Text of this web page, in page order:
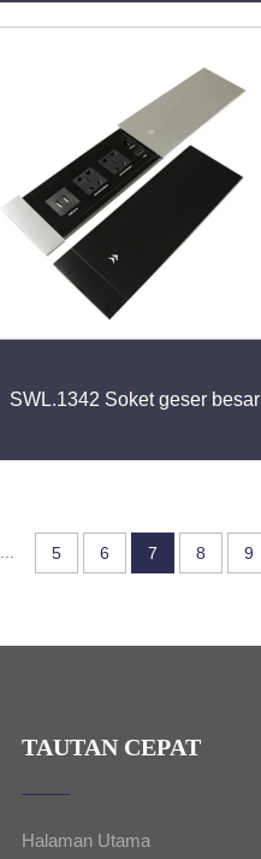
SWL.1342 Soket geser besar
... 5 6 7 8 9
TAUTAN CEPAT
Halaman Utama